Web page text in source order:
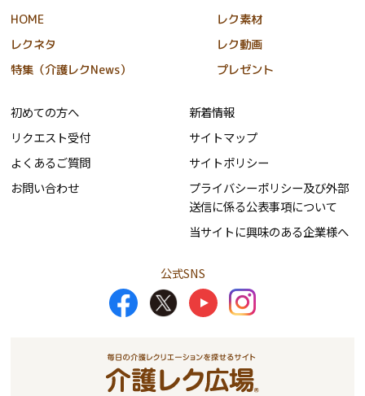
HOME
レク素材
レクネタ
レク動画
特集（介護レクNews）
プレゼント
初めての方へ
リクエスト受付
よくあるご質問
お問い合わせ
新着情報
サイトマップ
サイトポリシー
プライバシーポリシー及び外部
送信に係る公表事項について
当サイトに興味のある企業様へ
公式SNS